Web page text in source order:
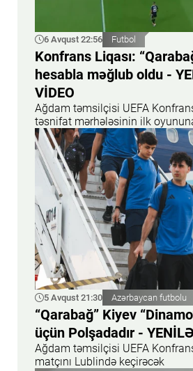
6 Avqust 22:56 Futbol
Konfrans Liqası:
hesabla məğlub oldu -
VİDEO
Ağdam təmsilçisi UEFA Konfrans
təsnifat mərhələsinin ilk
5 Avqust 21:30 Azərbaycan futbolu
“Qarabağ” Kiyev
üçün Polşadadır -
Ağdam təmsilçisi UEFA
matçını Lublində keçirəcək